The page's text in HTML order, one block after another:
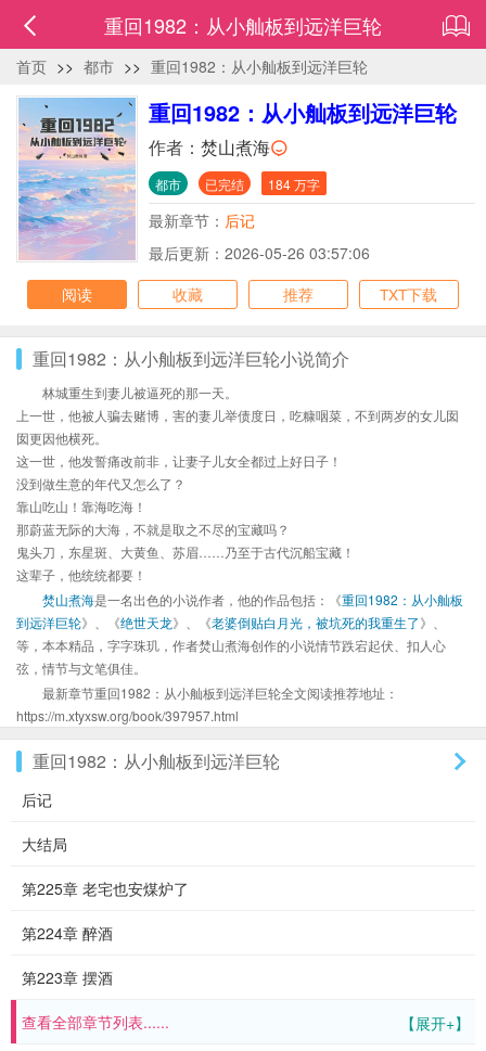
重回1982：从小舢板到远洋巨轮
首页 >> 都市 >> 重回1982：从小舢板到远洋巨轮
重回1982：从小舢板到远洋巨轮
作者： 焚山煮海
都市 已完结 184 万字
最新章节： 后记
最后更新：2026-05-26 03:57:06
阅读
收藏 推荐 TXT下载
重回1982：从小舢板到远洋巨轮小说简介
林城重生到妻儿被逼死的那一天。
上一世，他被人骗去赌博，害的妻儿举债度日，吃糠咽菜，不到两岁的女儿囡
囡更因他横死。
这一世，他发誓痛改前非，让妻子儿女全都过上好日子！
没到做生意的年代又怎么了？
靠山吃山！靠海吃海！
那蔚蓝无际的大海，不就是取之不尽的宝藏吗？
鬼头刀，东星斑、大黄鱼、苏眉……乃至于古代沉船宝藏！
这辈子，他统统都要！
焚山煮海是一名出色的小说作者，他的作品包括：《重回1982：从小舢板
到远洋巨轮》、《绝世天龙》、《老婆倒贴白月光，被坑死的我重生了》、
等，本本精品，字字珠玑，作者焚山煮海创作的小说情节跌宕起伏、扣人心
弦，情节与文笔俱佳。
最新章节重回1982：从小舢板到远洋巨轮全文阅读推荐地址：
https://m.xtyxsw.org/book/397957.html
重回1982：从小舢板到远洋巨轮
后记
大结局
第225章 老宅也安煤炉了
第224章 醉酒
第223章 摆酒
【展开+】
查看全部章节列表......